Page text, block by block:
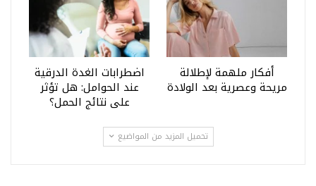
أفكار ملهمة لإطلالة
مريحة وعصرية بعد الولادة
اضطرابات الغدة الدرقية
عند الحوامل: هل تؤثر
على نتائج الحمل؟
تحميل المزيد من المواضيع